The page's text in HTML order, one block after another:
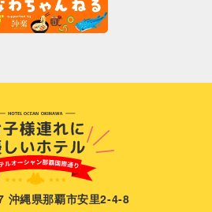
沖縄県那覇市安里2-4-8